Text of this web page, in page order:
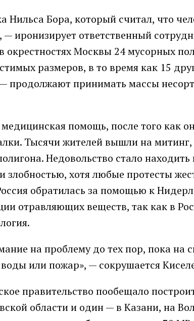
Нильса Бора, который считал, что
иронизирует ответственный
окрестностях Москвы 24 мусорных
размеров, в то время как 15
продолжают принимать массы
помощь, после того как
Тысячи жителей вышли на митинг,
Недовольство стало
злобностью, хотя любые протесты
обратилась за помощью к
отравляющих веществ, так как в
на проблему до тех пор, пока на
или пожар», — сокрушается
правительство пообещало
области и один — в Казани, на